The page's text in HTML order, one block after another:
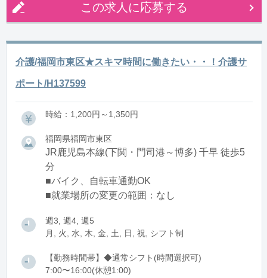
この求人に応募する
介護/福岡市東区★スキマ時間に働きたい・・！介護サ
ポート/H137599
時給：1,200円～1,350円
福岡県福岡市東区
JR鹿児島本線(下関・門司港～博多) 千早 徒歩5
分
■バイク、自転車通勤OK
■就業場所の変更の範囲：なし
週3, 週4, 週5
月, 火, 水, 木, 金, 土, 日, 祝, シフト制
【勤務時間帯】◆通常シフト(時間選択可)
7:00〜16:00(休憩1:00)